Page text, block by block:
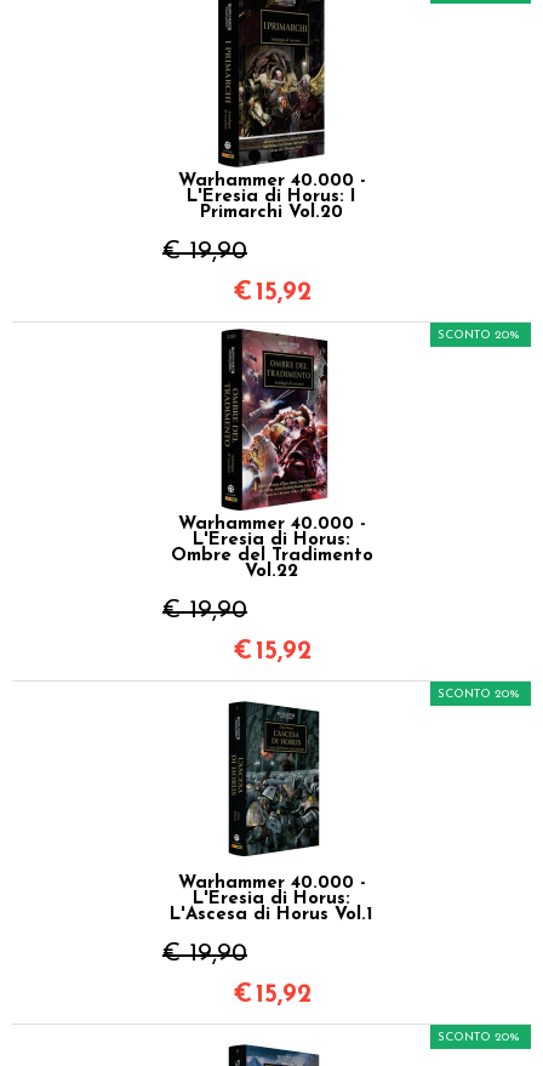
Warhammer 40.000 -
L'Eresia di Horus: I
Primarchi Vol.20
€ 19,90
€ 15,92
Warhammer 40.000 -
L'Eresia di Horus:
Ombre del Tradimento
Vol.22
€ 19,90
SCONTO 20%
€ 15,92
Warhammer 40.000 -
L'Eresia di Horus:
L'Ascesa di Horus Vol.1
€ 19,90
SCONTO 20%
€ 15,92
SCONTO 20%